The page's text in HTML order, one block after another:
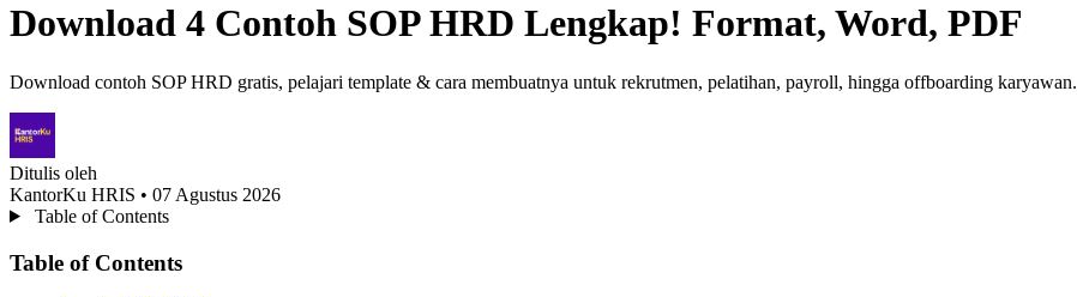
Download 4 Contoh SOP HRD Lengkap! Format, Word, PDF
Download contoh SOP HRD gratis, pelajari template & cara membuatnya untuk rekrutmen, pelatihan, payroll, hingga offboarding karyawan.
Ditulis oleh
KantorKu HRIS • 07 Agustus 2026
Table of Contents
Table of Contents